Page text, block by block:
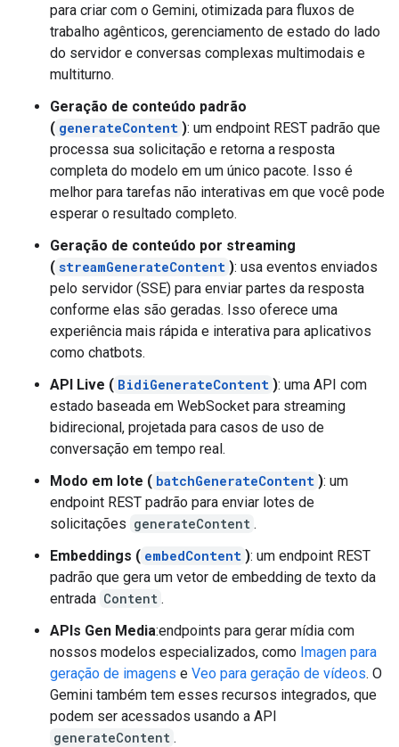
para criar com o Gemini, otimizada para fluxos de
trabalho agênticos, gerenciamento de estado do lado
do servidor e conversas complexas multimodais e
multiturno.
Geração de conteúdo padrão
( generateContent ): um endpoint REST padrão que
processa sua solicitação e retorna a resposta
completa do modelo em um único pacote. Isso é
melhor para tarefas não interativas em que você pode
esperar o resultado completo.
Geração de conteúdo por streaming
( streamGenerateContent ): usa eventos enviados
pelo servidor (SSE) para enviar partes da resposta
conforme elas são geradas. Isso oferece uma
experiência mais rápida e interativa para aplicativos
como chatbots.
API Live ( BidiGenerateContent ): uma API com
estado baseada em WebSocket para streaming
bidirecional, projetada para casos de uso de
conversação em tempo real.
Modo em lote ( batchGenerateContent ): um
endpoint REST padrão para enviar lotes de
solicitações generateContent .
Embeddings ( embedContent ): um endpoint REST
padrão que gera um vetor de embedding de texto da
entrada Content .
APIs Gen Media:endpoints para gerar mídia com
nossos modelos especializados, como Imagen para
geração de imagens e Veo para geração de vídeos. O
Gemini também tem esses recursos integrados, que
podem ser acessados usando a API
generateContent .